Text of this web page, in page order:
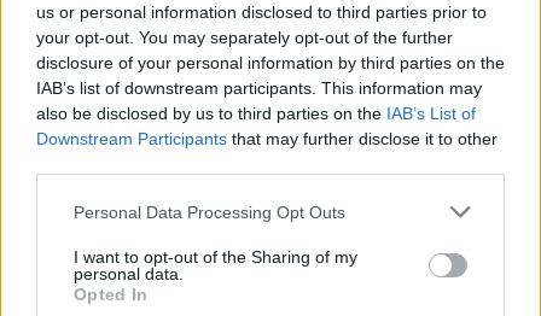
us or personal information disclosed to third parties prior to
your opt-out. You may separately opt-out of the further
disclosure of your personal information by third parties on the
IAB’s list of downstream participants. This information may
also be disclosed by us to third parties on the IAB’s List of
Downstream Participants that may further disclose it to other
Please note that this website/app uses one or more Google
not limited to your visit or usage behaviour. You may click to
grant or deny consent to Google and its third-party tags to
use your data for below specified purposes in below Google
Personal Data Processing Opt Outs
I want to opt-out of the Sharing of my
personal data.
Opted In
Arató és Vadai bejegyzésének külön
pikantériája, hogy hivatalosan ők is tagjai az
Országgyűlés Magyar-Izraeli Baráti
csoportjának, így aztán igazán tudhatnák,
hogy a teljesen elfogult Nemzetközi
Büntetőbíróság milyen koholt vádak alapján
adott ki elfogatóparancsot az izraeli
miniszterelnök ellen.